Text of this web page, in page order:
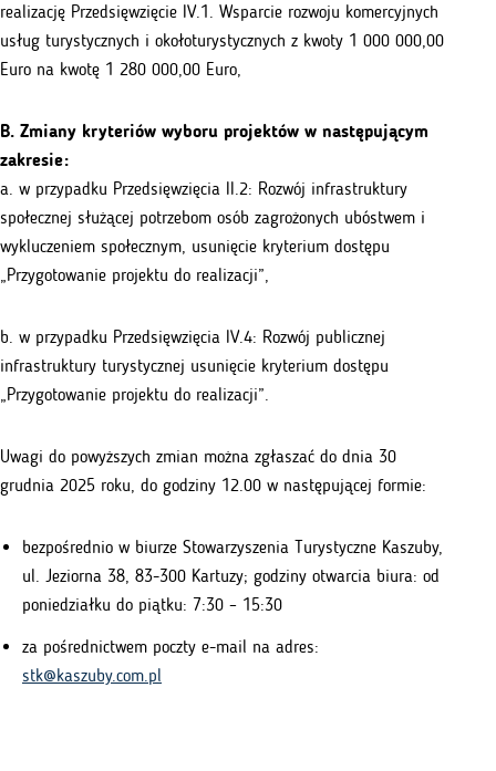
realizację Przedsięwzięcie IV.1. Wsparcie rozwoju komercyjnych
usług turystycznych i okołoturystycznych z kwoty 1 000 000,00
Euro na kwotę 1 280 000,00 Euro,
B. Zmiany kryteriów wyboru projektów w następującym
zakresie:
a. w przypadku Przedsięwzięcia II.2: Rozwój infrastruktury
społecznej służącej potrzebom osób zagrożonych ubóstwem i
wykluczeniem społecznym, usunięcie kryterium dostępu
„Przygotowanie projektu do realizacji”,
b. w przypadku Przedsięwzięcia IV.4: Rozwój publicznej
infrastruktury turystycznej usunięcie kryterium dostępu
„Przygotowanie projektu do realizacji”.
Uwagi do powyższych zmian można zgłaszać do dnia 30
grudnia 2025 roku, do godziny 12.00 w następującej formie:
bezpośrednio w biurze Stowarzyszenia Turystyczne Kaszuby,
ul. Jeziorna 38, 83-300 Kartuzy; godziny otwarcia biura: od
poniedziałku do piątku: 7:30 – 15:30
za pośrednictwem poczty e-mail na adres:
stk@kaszuby.com.pl